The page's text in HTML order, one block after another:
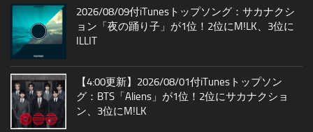
2026/08/09付iTunesトップソング：サカナクシ
ョン「夜の踊り子」が1位！2位にM!LK、3位に
ILLIT
【4:00更新】2026/08/01付iTunesトップソン
グ：BTS「Aliens」が1位！2位にサカナクショ
ン、3位にM!LK